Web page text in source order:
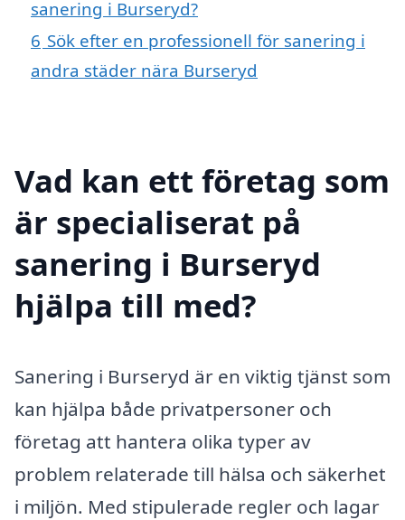
sanering i Burseryd?
6 Sök efter en professionell för sanering i
andra städer nära Burseryd
Vad kan ett företag som
är specialiserat på
sanering i Burseryd
hjälpa till med?
Sanering i Burseryd är en viktig tjänst som
kan hjälpa både privatpersoner och
företag att hantera olika typer av
problem relaterade till hälsa och säkerhet
i miljön. Med stipulerade regler och lagar